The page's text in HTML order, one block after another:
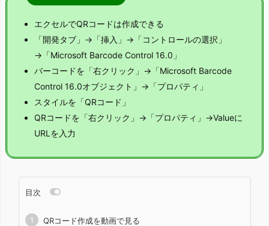
エクセルでQRコードは作成できる
「開発タブ」→「挿入」→「コントロールの選択」
→「Microsoft Barcode Control 16.0」
バーコードを「右クリック」→「Microsoft Barcode
Control 16.0オブジェクト」→「プロパティ」
スタイルを「QRコード」
QRコードを「右クリック」→「プロパティ」→Valueに
URLを入力
目次
QRコード作成を動画で見る